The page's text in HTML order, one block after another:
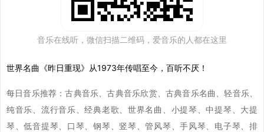
音乐在线听，微信扫描二维码，爱音乐的人都在这里
世界名曲《昨日重现》从1973年传唱至今，百听不厌！
每日音乐推荐：古典音乐、古典音乐欣赏、古典音乐名曲、轻音乐、
纯音乐、流行音乐、经典老歌、世界名曲、小提琴、中提琴、大提
琴、低音提琴、口琴、钢琴、竖琴、管风琴、手风琴、电子琴、排